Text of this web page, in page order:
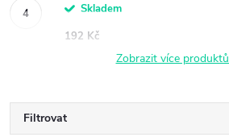
Skladem
192 Kč
Zobrazit více produktů
Filtrovat